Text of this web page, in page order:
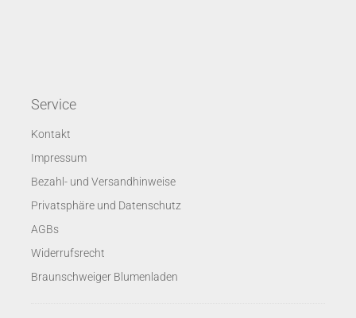
Service
Kontakt
Impressum
Bezahl- und Versandhinweise
Privatsphäre und Datenschutz
AGBs
Widerrufsrecht
Braunschweiger Blumenladen